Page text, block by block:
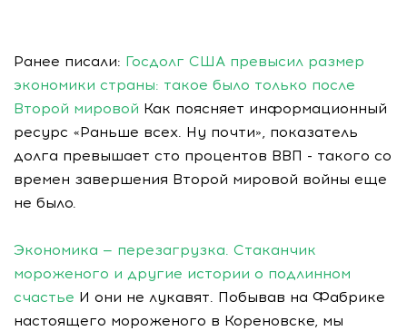
Ранее писали: Госдолг США превысил размер
экономики страны: такое было только после
Второй мировой Как поясняет информационный
ресурс «Раньше всех. Ну почти», показатель
долга превышает сто процентов ВВП - такого со
времен завершения Второй мировой войны еще
не было.
Экономика — перезагрузка. Стаканчик
мороженого и другие истории о подлинном
счастье И они не лукавят. Побывав на Фабрике
настоящего мороженого в Кореновске, мы